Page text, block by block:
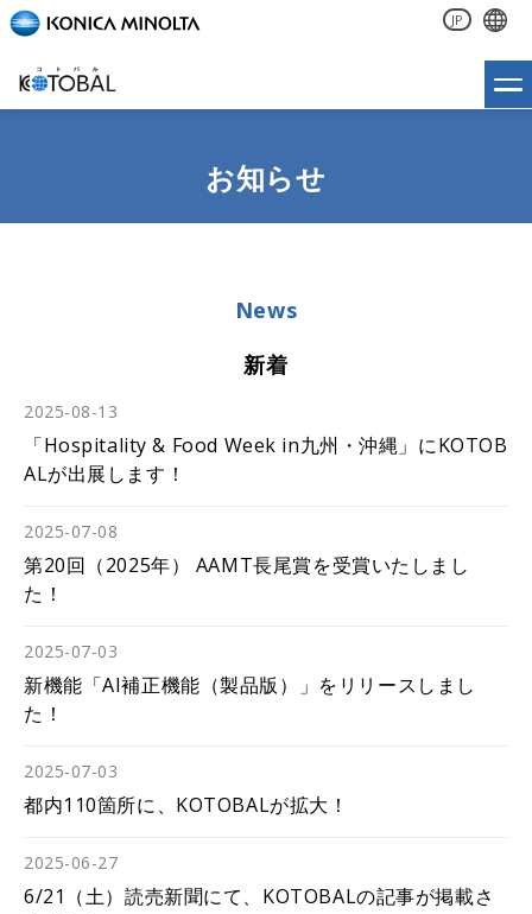
JP
お知らせ
News
新着
「Hospitality & Food Week in九州・沖縄」にKOTOB
ALが出展します！
2025-08-13
第20回（2025年） AAMT長尾賞を受賞いたしまし
た！
2025-07-08
新機能「AI補正機能（製品版）」をリリースしまし
た！
2025-07-03
都内110箇所に、KOTOBALが拡大！
2025-07-03
6/21（土）読売新聞にて、KOTOBALの記事が掲載さ
2025-06-27